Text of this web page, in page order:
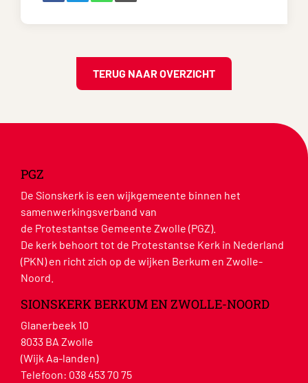
TERUG NAAR OVERZICHT
PGZ
De Sionskerk is een wijkgemeente binnen het
samenwerkingsverband van
de Protestantse Gemeente Zwolle (PGZ).
De kerk behoort tot de Protestantse Kerk in Nederland
(PKN) en richt zich op de wijken Berkum en Zwolle-
Noord.
SIONSKERK BERKUM EN ZWOLLE-NOORD
Glanerbeek 10
8033 BA Zwolle
(Wijk Aa-landen)
Telefoon: 038 453 70 75